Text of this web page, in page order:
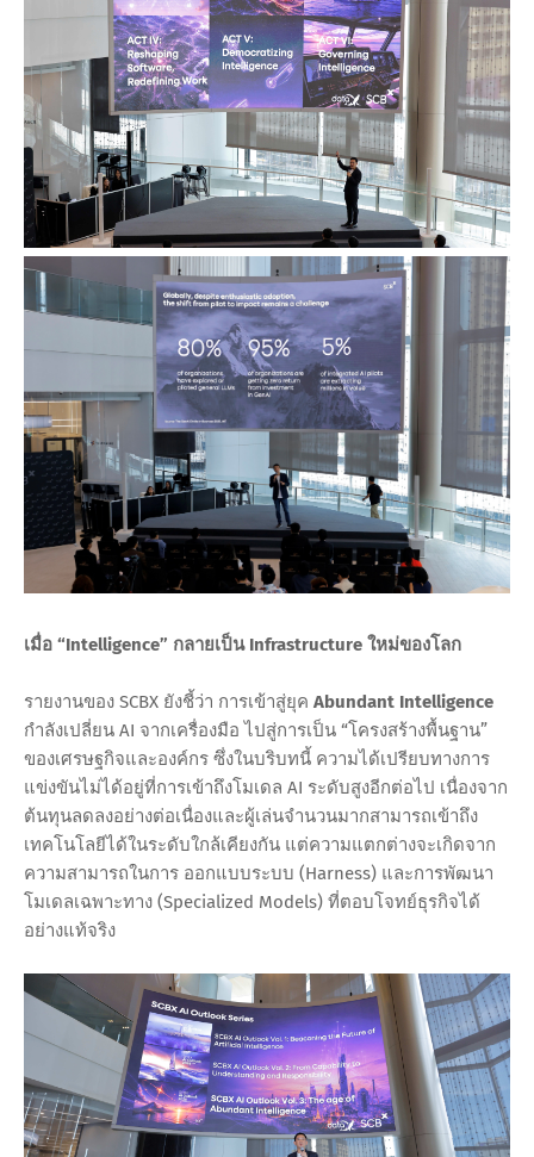
เมื่อ “Intelligence” กลายเป็น Infrastructure ใหม่ของโลก
รายงานของ SCBX ยังชี้ว่า การเข้าสู่ยุค Abundant Intelligence
กำลังเปลี่ยน AI จากเครื่องมือ ไปสู่การเป็น “โครงสร้างพื้นฐาน”
ของเศรษฐกิจและองค์กร ซึ่งในบริบทนี้ ความได้เปรียบทางการ
แข่งขันไม่ได้อยู่ที่การเข้าถึงโมเดล AI ระดับสูงอีกต่อไป เนื่องจาก
ต้นทุนลดลงอย่างต่อเนื่องและผู้เล่นจำนวนมากสามารถเข้าถึง
เทคโนโลยีได้ในระดับใกล้เคียงกัน แต่ความแตกต่างจะเกิดจาก
ความสามารถในการ ออกแบบระบบ (Harness) และการพัฒนา
โมเดลเฉพาะทาง (Specialized Models) ที่ตอบโจทย์ธุรกิจได้
อย่างแท้จริง